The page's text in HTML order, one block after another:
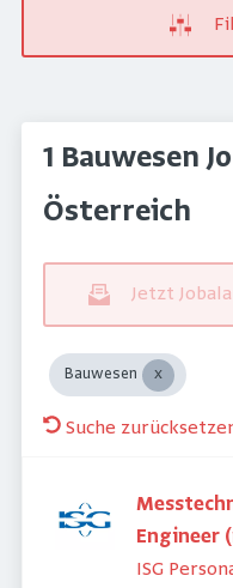
1 Bauwesen
Österreich
Jetzt
Bauwesen
Suche
Engineer
ISG